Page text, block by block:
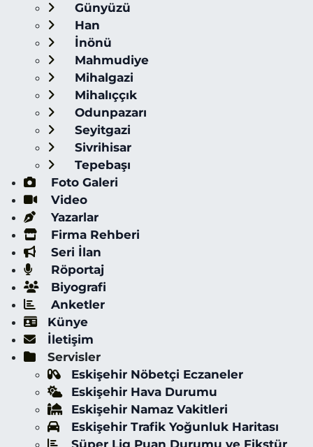
Günyüzü
Han
İnönü
Mahmudiye
Mihalgazi
Mihalıççık
Odunpazarı
Seyitgazi
Sivrihisar
Tepebaşı
Foto Galeri
Video
Yazarlar
Firma Rehberi
Seri İlan
Röportaj
Biyografi
Anketler
Künye
İletişim
Servisler
Eskişehir Nöbetçi Eczaneler
Eskişehir Hava Durumu
Eskişehir Namaz Vakitleri
Eskişehir Trafik Yoğunluk Haritası
Süper Lig Puan Durumu ve Fikstür